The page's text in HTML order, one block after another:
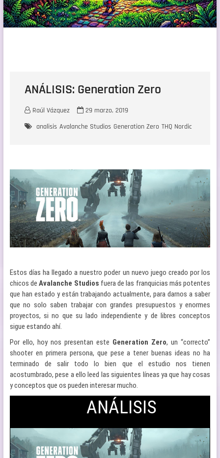
ANÁLISIS: Generation Zero
Raúl Vázquez
29 marzo, 2019
analisis Avalanche Studios Generation Zero THQ Nordic
Estos días ha llegado a nuestro poder un nuevo juego creado por los
chicos de Avalanche Studios fuera de las franquicias más potentes
que han estado y están trabajando actualmente, para darnos a saber
que no solo saben trabajar con grandes presupuestos y enormes
proyectos, si no que su lado independiente y de libres conceptos
sigue estando ahí.
Por ello, hoy nos presentan este Generation Zero, un “correcto”
shooter en primera persona, que pese a tener buenas ideas no ha
terminado de salir todo lo bien que el estudio nos tienen
acostumbrado, pese a ello leed las siguientes líneas ya que hay cosas
y conceptos que os pueden interesar mucho.
ANÁLISIS